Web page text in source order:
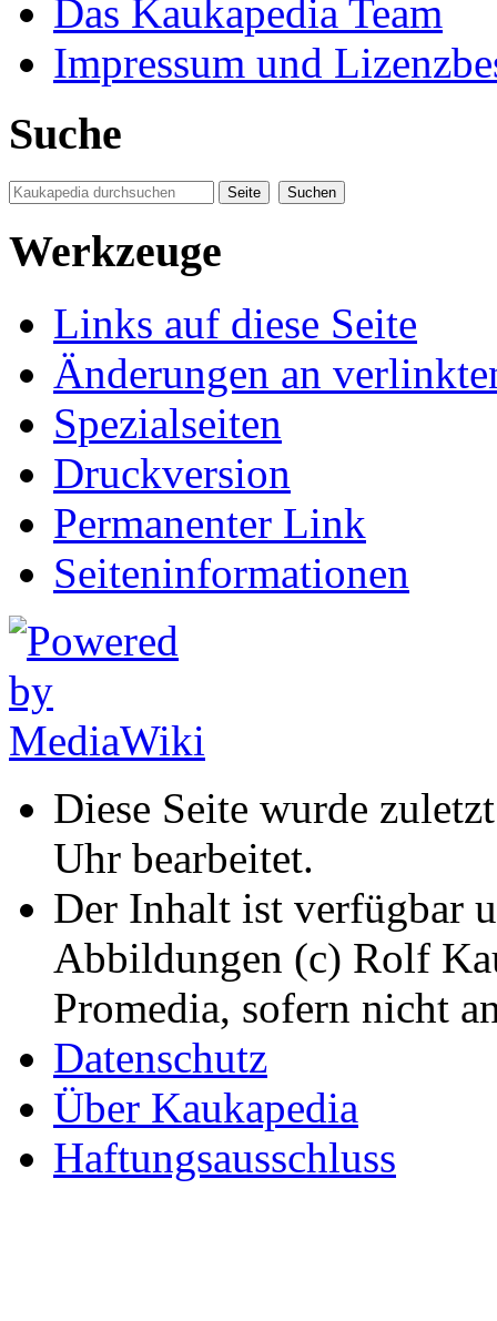
Das Kaukapedia Team
Impressum und
Suche
Werkzeuge
Links auf diese Seite
Änderungen an
Spezialseiten
Druckversion
Permanenter Link
Seiten­informationen
Diese Seite wurde
Uhr bearbeitet.
Der Inhalt ist verfügbar
Abbildungen (c) Rolf
Promedia, sofern nicht
Datenschutz
Über Kaukapedia
Haftungsausschluss